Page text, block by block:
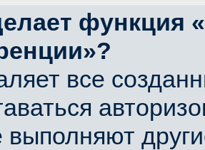
функция
все
выполняют